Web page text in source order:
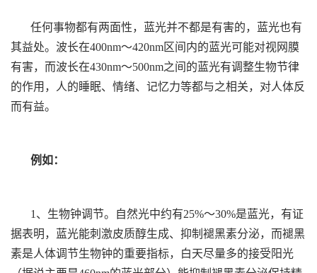
任何事物都有两面性，蓝光并不都是有害的，蓝光也有
其益处。波长在400nm～420nm区间内的蓝光可能对视网膜
有害，而波长在430nm～500nm之间的蓝光有调整生物节律
的作用，人的睡眠、情绪、记忆力等都与之相关，对人体反
而有益。
例如：
1、生物钟调节。自然光中约有25%～30%是蓝光，有证
据表明，蓝光能刺激皮质醇生成、抑制褪黑素分泌，而褪黑
素是人体调节生物钟的重要指标，白天尽量多的接受阳光